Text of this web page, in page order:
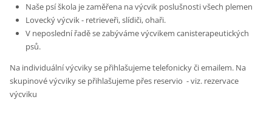
Naše psí škola je zaměřena na výcvik poslušnosti všech plemen
Lovecký výcvik - retrieveři, slídiči, ohaři.
V neposlední řadě se zabýváme výcvikem canisterapeutických
psů.
Na individuální výcviky se přihlašujeme telefonicky či emailem. Na
skupinové výcviky se přihlašujeme přes reservio - viz. rezervace
výcviku